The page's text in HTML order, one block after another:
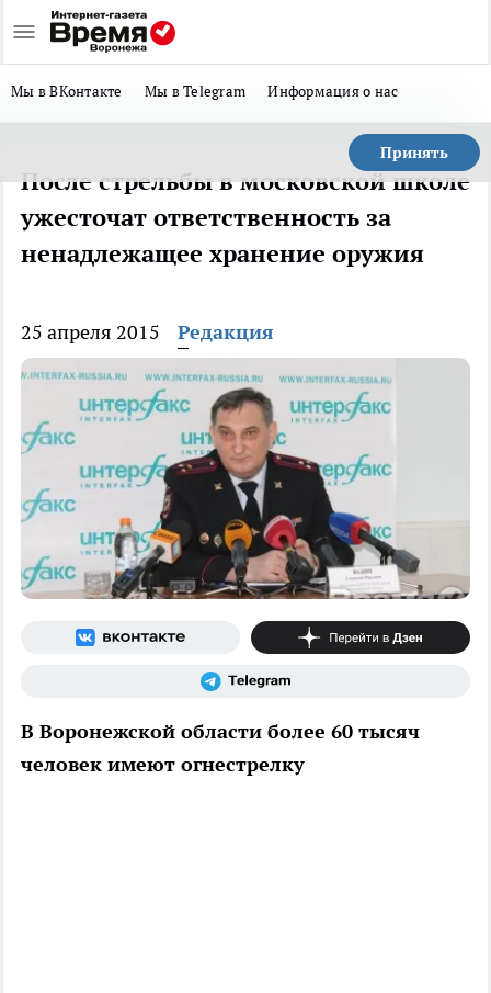
Мы в ВКонтакте Мы в Telegram Информация о нас
Принять
После стрельбы в московской школе
ужесточат ответственность за
ненадлежащее хранение оружия
25 апреля 2015 Редакция
В Воронежской области более 60 тысяч
человек имеют огнестрелку